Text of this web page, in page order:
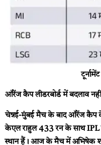
ऑरेंज कैप लीडरबोर्ड में बदलाव
चेन्नई-मुंबई मैच के बाद ऑरेंज कैप
केएल राहुल 433 रन के साथ IPL
स्थान हैं। आज के मैच में अभिषेक